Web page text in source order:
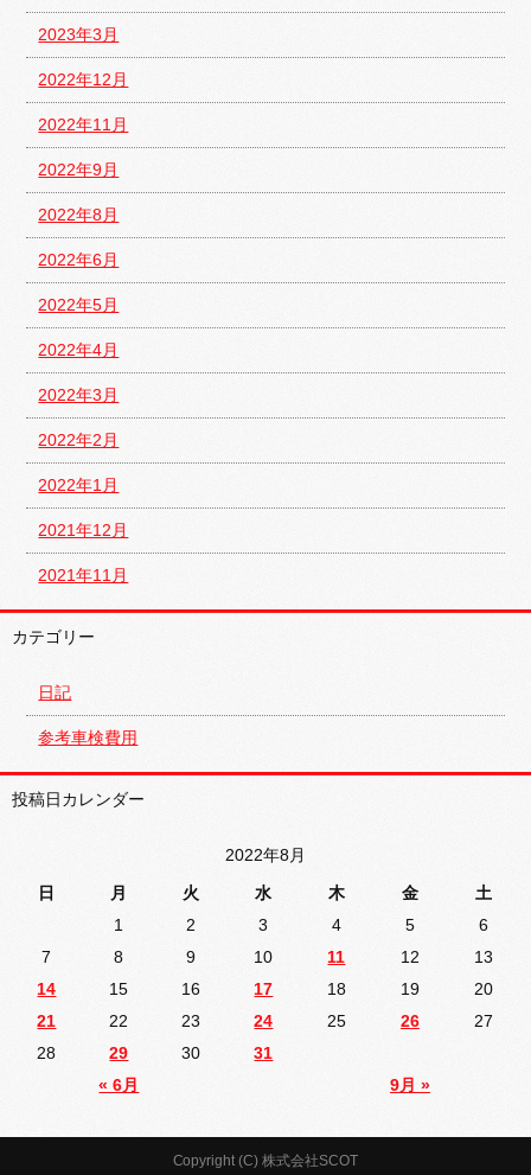
2023年3月
2022年12月
2022年11月
2022年9月
2022年8月
2022年6月
2022年5月
2022年4月
2022年3月
2022年2月
2022年1月
2021年12月
2021年11月
カテゴリー
日記
参考車検費用
投稿日カレンダー
2022年8月
日
月 火 水 木 金 土
« 6月 9月 »
1 2 3 4 5
6
7
8 9 10 11 12
13
14
15 16 17 18 19
20
21
22 23 24 25 26
27
28
29 30 31
Copyright (C) 株式会社SCOT